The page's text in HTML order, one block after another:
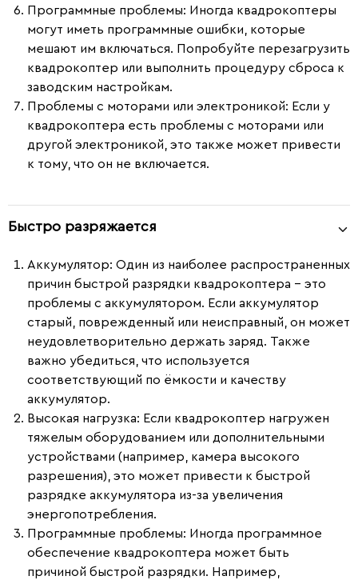
Программные проблемы: Иногда квадрокоптеры
могут иметь программные ошибки, которые
мешают им включаться. Попробуйте перезагрузить
квадрокоптер или выполнить процедуру сброса к
заводским настройкам.
Проблемы с моторами или электроникой: Если у
квадрокоптера есть проблемы с моторами или
другой электроникой, это также может привести
к тому, что он не включается.
Быстро разряжается
Аккумулятор: Один из наиболее распространенных
причин быстрой разрядки квадрокоптера - это
проблемы с аккумулятором. Если аккумулятор
старый, поврежденный или неисправный, он может
неудовлетворительно держать заряд. Также
важно убедиться, что используется
соответствующий по ёмкости и качеству
аккумулятор.
Высокая нагрузка: Если квадрокоптер нагружен
тяжелым оборудованием или дополнительными
устройствами (например, камера высокого
разрешения), это может привести к быстрой
разрядке аккумулятора из-за увеличения
энергопотребления.
Программные проблемы: Иногда программное
обеспечение квадрокоптера может быть
причиной быстрой разрядки. Например,